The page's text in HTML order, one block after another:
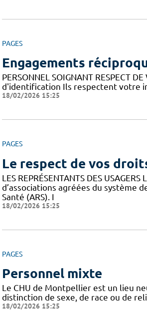
PAGES
Engagements
PERSONNEL SOIGNANT RESPECT
d'identification Ils respectent votre
18/02/2026 15:25
PAGES
Le respect de vos
LES REPRÉSENTANTS DES
d’associations agréées du système
Santé (ARS). I
18/02/2026 15:25
PAGES
Personnel mixte
Le CHU de Montpellier est un lieu
distinction de sexe, de race ou de
18/02/2026 15:25